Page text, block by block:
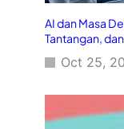
AI dan Masa
Tantangan,
Oct 25,